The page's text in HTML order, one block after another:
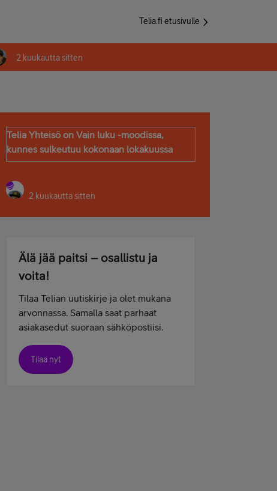
Telia.fi etusivulle
2 kuukautta sitten
Telia Yhteisö on Vain luku -moodissa,
kunnes sulkeutuu kokonaan lokakuussa
2 kuukautta sitten
Älä jää paitsi – osallistu ja
voita!
Tilaa Telian uutiskirje ja olet mukana
arvonnassa. Samalla saat parhaat
asiakasedut suoraan sähköpostiisi.
Tilaa nyt